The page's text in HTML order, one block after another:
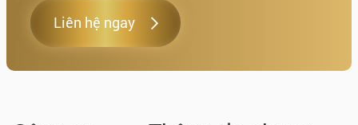
Liên hệ ngay